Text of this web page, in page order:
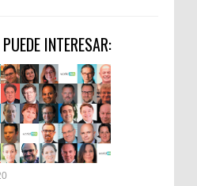
INTERESAR: